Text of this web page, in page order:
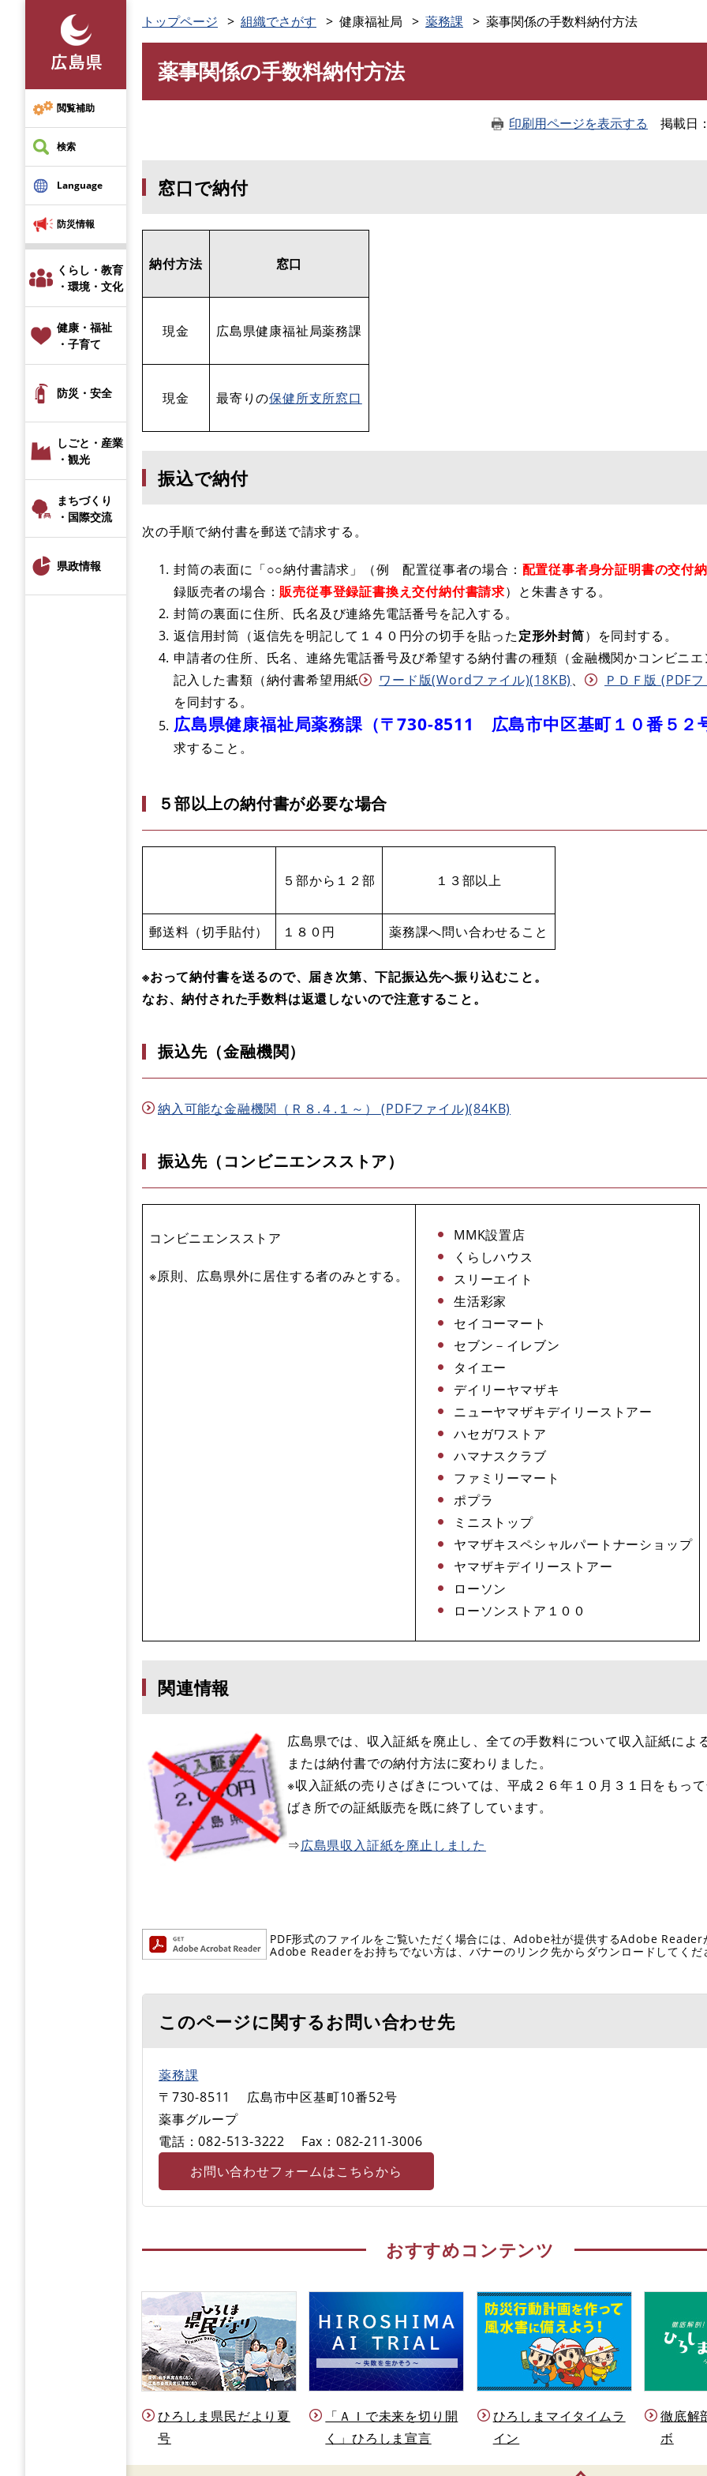
先
頭
で
す
閲覧補助
検索
Language
防災情報
くらし・教育
・環境・文化
健康・福祉
・子育て
防災・安全
しごと・産業
・観光
まちづくり
・国際交流
県政情報
トップページ 組織でさがす 健康福祉局 薬務課 薬事関係の手数料納付方法
薬事関係の手数料納付方法
印刷用ページを表示する 掲載日
窓口で納付
納付方法 窓口
現金 広島県健康福祉局薬務課
現金 最寄りの保健所支所窓口
振込で納付
次の手順で納付書を郵送で請求する。
封筒の表面に「○○納付書請求」（例 配置従事者の場合： 配置従事者身分証明書の交付
録販売者の場合： 販売従事登録証書換え交付納付書請求）と朱書きする。
封筒の裏面に住所、氏名及び連絡先電話番号を記入する。
返信用封筒（返信先を明記して１４０円分の切手を貼った定形外封筒）を同封する。
申請者の住所、氏名、連絡先電話番号及び希望する納付書の種類（金融機関かコンビニ
記入した書類（納付書希望用紙
ワード版(Wordファイル)(18KB)、 ＰＤＦ版 (PDF
を同封する。
広島県健康福祉局薬務課（〒730-8511 広島市中区基町１０番５２
求すること。
５部以上の納付書が必要な場合
５部から１２部 １３部以上
郵送料（切手貼付） １８０円 薬務課へ問い合わせること
※おって納付書を送るので、届き次第、下記振込先へ振り込むこと。
なお、納付された手数料は返還しないので注意すること。
振込先（金融機関）
納入可能な金融機関（Ｒ８.４.１～） (PDFファイル)(84KB)
振込先（コンビニエンスストア）
コンビニエンスストア
※原則、広島県外に居住する者のみとする。
MMK設置店
くらしハウス
スリーエイト
生活彩家
セイコーマート
セブン－イレブン
タイエー
デイリーヤマザキ
ニューヤマザキデイリーストアー
ハセガワストア
ハマナスクラブ
ファミリーマート
ポプラ
ミニストップ
ヤマザキスペシャルパートナーショップ
ヤマザキデイリーストアー
ローソン
ローソンストア１００
関連情報
広島県では、収入証紙を廃止し、全ての手数料について収入証紙によ
または納付書での納付方法に変わりました。
※収入証紙の売りさばきについては、平成２６年１０月３１日をもっ
ばき所での証紙販売を既に終了しています。
⇒広島県収入証紙を廃止しました
PDF形式のファイルをご覧いただく場合には、Adobe社が提供するAdobe Reader
Adobe Readerをお持ちでない方は、バナーのリンク先からダウンロードしてくだ
このページに関するお問い合わせ先
薬務課
〒730-8511
広島市中区基町10番52号
薬事グループ
電話：082-513-3222
Fax：082-211-3006
お問い合わせフォームはこちらから
おすすめコンテンツ
ひろしま県民だより夏
号
「ＡＩで未来を切り開
く」ひろしま宣言
ひろしまマイタイムラ
イン
徹底解
ボ